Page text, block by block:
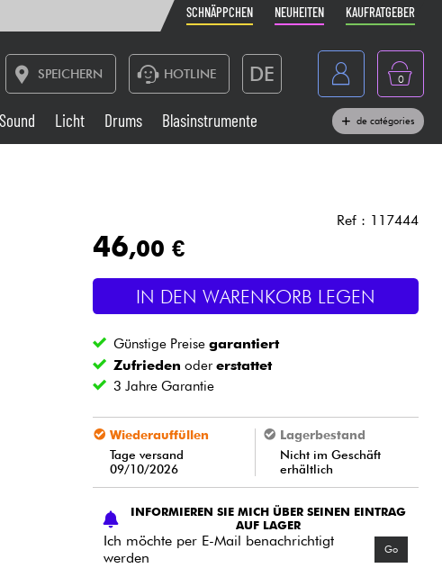
SCHNÄPPCHEN NEUHEITEN KAUFRATGEBER
SPEICHERN HOTLINE DE
Belgique
Nederland
0
Live-Sound
Blasinstrumente
Kabel & Zubehöre
Licht Drums Blasinstrumente de catégories
Ref : 117444
46,00 €
IN DEN WARENKORB LEGEN
Günstige Preisegarantiert
Zufrieden odererstattet
3 Jahre Garantie
Wiederauffüllen
Tage versand
09/10/2026
Lagerbestand
Nicht im Geschäft
erhältlich
INFORMIEREN SIE MICH ÜBER SEINEN EINTRAG
AUF LAGER
Ich möchte per E-Mail benachrichtigt
werden
Go